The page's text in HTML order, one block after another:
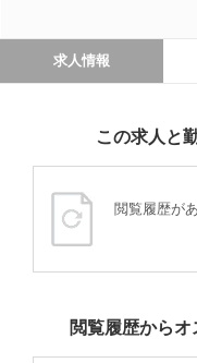
求人情報
この求人と
閲覧履歴が
閲覧履歴から